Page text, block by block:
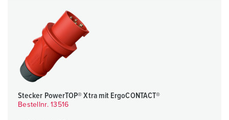
Stecker PowerTOP® Xtra mit ErgoCONTACT®
Bestellnr. 13516